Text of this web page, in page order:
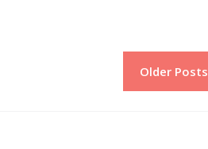
Older Posts